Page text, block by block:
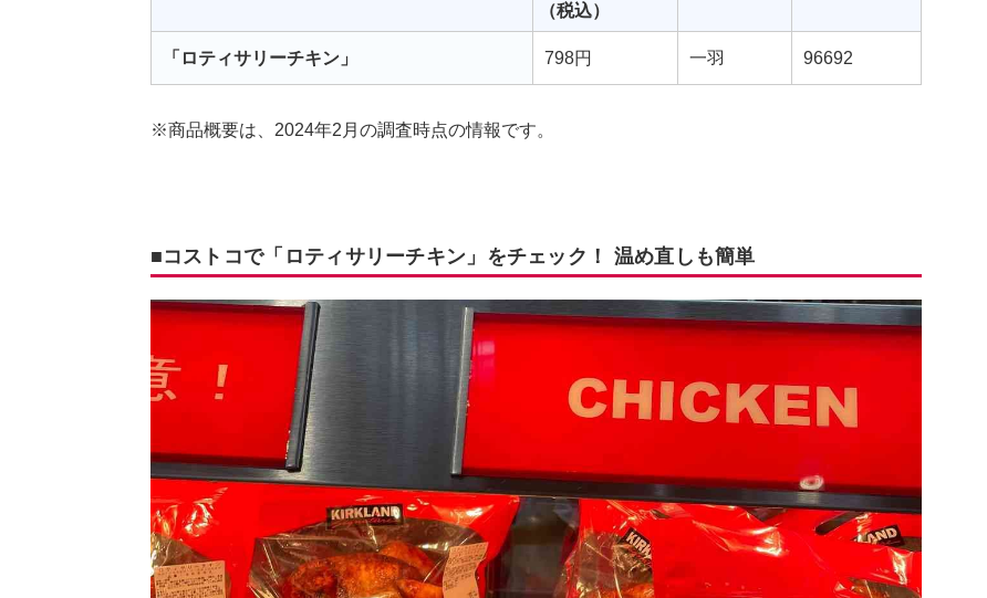
（税込）
「ロティサリーチキン」 798円 一羽 96692
※商品概要は、2024年2月の調査時点の情報です。
■コストコで「ロティサリーチキン」をチェック！ 温め直しも簡単